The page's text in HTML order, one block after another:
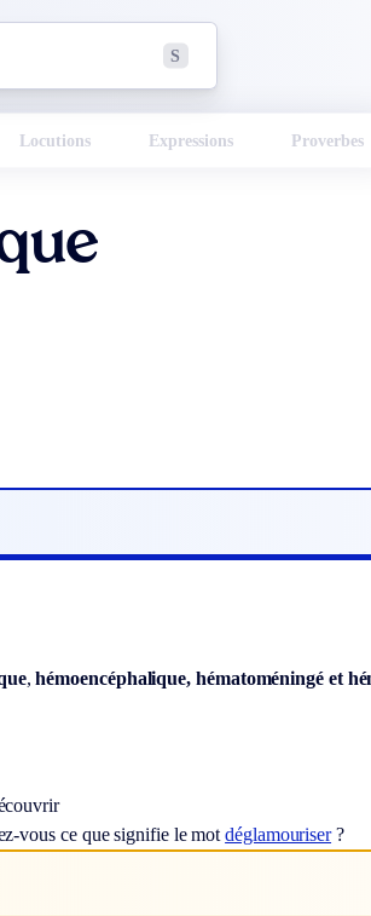
S
Locutions Expressions Proverbes
,hémoencéphalique, hématoméningé et
vous ce que signifie le motdéglamouriser?